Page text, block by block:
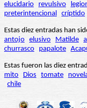
elucidario
revulsivo
preterintencional críptido
Estas diez entradas han
antojo elusivo Matilde
churrasco
papalote
Estas fueron las diez
mito
Dios tomate
chile